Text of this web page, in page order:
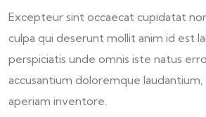
Excepteur sint occaecat cupidatat
culpa qui deserunt mollit anim id est
perspiciatis unde omnis iste natus
accusantium doloremque
aperiam inventore.